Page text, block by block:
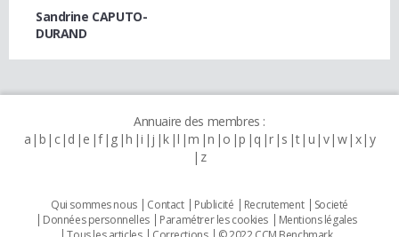
Sandrine CAPUTO-
DURAND
Annuaire des membres :
a b c d e f g h i j k l m n o p q r s t u v w x y
z
Qui sommes nous Contact Publicité Recrutement
Societé
Données personnelles
Paramétrer les cookies
Mentions légales